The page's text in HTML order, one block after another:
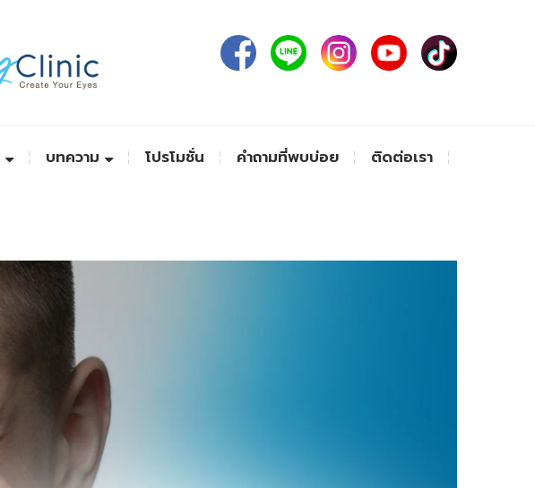
บทความ โปรโมชั่น คำถามที่พบบ่อย ติดต่อเรา